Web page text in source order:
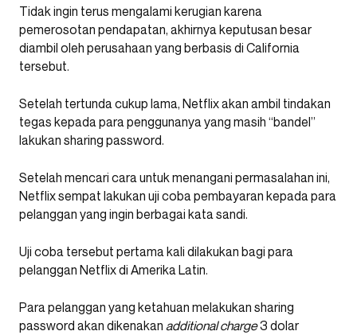
Tidak ingin terus mengalami kerugian karena
pemerosotan pendapatan, akhirnya keputusan besar
diambil oleh perusahaan yang berbasis di California
tersebut.
Setelah tertunda cukup lama, Netflix akan ambil tindakan
tegas kepada para penggunanya yang masih “bandel”
lakukan sharing password.
Setelah mencari cara untuk menangani permasalahan ini,
Netflix sempat lakukan uji coba pembayaran kepada para
pelanggan yang ingin berbagai kata sandi.
Uji coba tersebut pertama kali dilakukan bagi para
pelanggan Netflix di Amerika Latin.
Para pelanggan yang ketahuan melakukan sharing
password akan dikenakan additional charge3 dolar